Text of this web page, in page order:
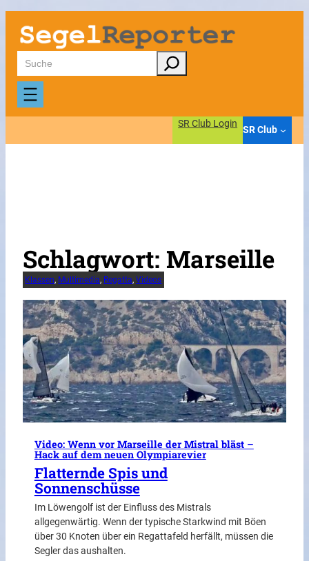
Zum
Inhalt
springen
Suchen
SR Club Login
SR Club
Schlagwort: Marseille
Klassen, Multimedia, Regatta, Videos
Video: Wenn vor Marseille der Mistral bläst –
Hack auf dem neuen Olympiarevier
Flatternde Spis und
Sonnenschüsse
Im Löwengolf ist der Einfluss des Mistrals
allgegenwärtig. Wenn der typische Starkwind mit Böen
über 30 Knoten über ein Regattafeld herfällt, müssen die
Segler das aushalten.